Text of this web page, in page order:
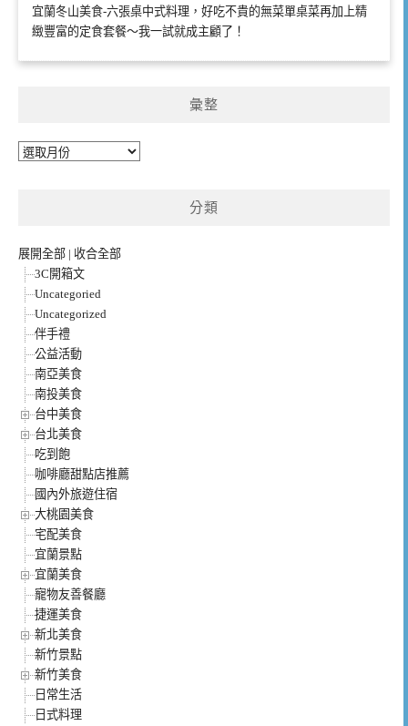
宜蘭冬山美食-六張桌中式料理，好吃不貴的無菜單桌菜再加上精
緻豐富的定食套餐～我一試就成主顧了！
彙整
彙
分類
展開全部 | 收合全部
3C開箱文
Uncategoried
Uncategorized
伴手禮
公益活動
南亞美食
南投美食
台中美食
台北美食
吃到飽
咖啡廳甜點店推薦
國內外旅遊住宿
大桃園美食
宅配美食
宜蘭景點
宜蘭美食
寵物友善餐廳
捷運美食
新北美食
新竹景點
新竹美食
日常生活
日式料理